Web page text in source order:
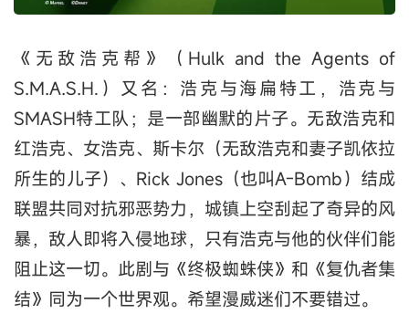
《无敌浩克帮》（Hulk and the Agents of
S.M.A.S.H.）又名：浩克与海扁特工，浩克与
SMASH特工队；是一部幽默的片子。无敌浩克和
红浩克、女浩克、斯卡尔（无敌浩克和妻子凯依拉
所生的儿子）、Rick Jones（也叫A-Bomb）结成
联盟共同对抗邪恶势力，城镇上空刮起了奇异的风
暴，敌人即将入侵地球，只有浩克与他的伙伴们能
阻止这一切。此剧与《终极蜘蛛侠》和《复仇者集
结》同为一个世界观。希望漫威迷们不要错过。